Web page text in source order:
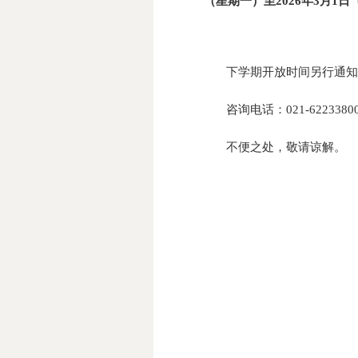
下学期开放时间另行通知
咨询电话： 021-
不便之处，敬请谅解。